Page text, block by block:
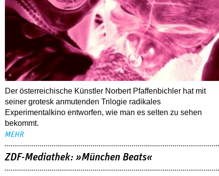
Der österreichische Künstler Norbert Pfaffenbichler hat mit
seiner grotesk anmutenden Trilogie radikales
Experimentalkino entworfen, wie man es selten zu sehen
bekommt.
MEHR
ZDF-Mediathek: »München Beats«